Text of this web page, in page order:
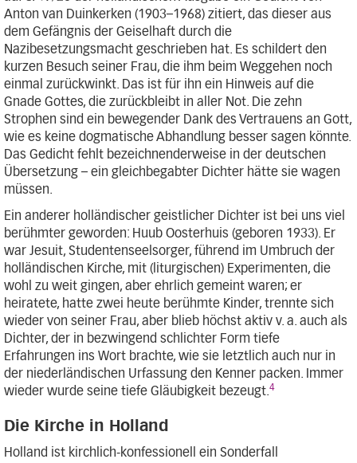
Anton van Duinkerken (1903–1968) zitiert, das dieser aus
dem Gefängnis der Geiselhaft durch die
Nazibesetzungsmacht geschrieben hat. Es schildert den
kurzen Besuch seiner Frau, die ihm beim Weggehen noch
einmal zurückwinkt. Das ist für ihn ein Hinweis auf die
Gnade Gottes, die zurückbleibt in aller Not. Die zehn
Strophen sind ein bewegender Dank des Vertrauens an Gott,
wie es keine dogmatische Abhandlung besser sagen könnte.
Das Gedicht fehlt bezeichnenderweise in der deutschen
Übersetzung – ein gleichbegabter Dichter hätte sie wagen
müssen.
Ein anderer holländischer geistlicher Dichter ist bei uns viel
berühmter geworden: Huub Oosterhuis (geboren 1933). Er
war Jesuit, Studentenseelsorger, führend im Umbruch der
holländischen Kirche, mit (liturgischen) Experimenten, die
wohl zu weit gingen, aber ehrlich gemeint waren; er
heiratete, hatte zwei heute berühmte Kinder, trennte sich
wieder von seiner Frau, aber blieb höchst aktiv v. a. auch als
Dichter, der in bezwingend schlichter Form tiefe
Erfahrungen ins Wort brachte, wie sie letztlich auch nur in
der niederländischen Urfassung den Kenner packen. Immer
wieder wurde seine tiefe Gläubigkeit bezeugt.4
Die Kirche in Holland
Holland ist kirchlich-konfessionell ein Sonderfall